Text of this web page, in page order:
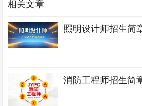
相关文章
照明设计师招生简
消防工程师招生简